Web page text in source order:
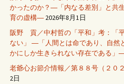
かったのか？―「内なる差別」と共
育の虚構― 2026年8月1日
阪野 貢／中村哲の「平和」考：「
ない」 ―「人間とは命であり、自然
かにしか生きられない存在である」
老爺心お節介情報／第８８号（２０
2日